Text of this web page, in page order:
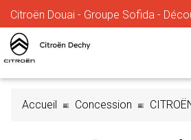
Citroën Douai - Groupe Sofida -
Accueil Concession